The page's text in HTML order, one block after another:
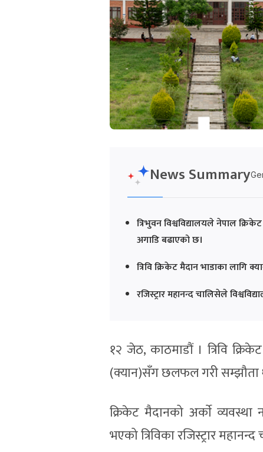
News Summary
त्रिभुवन विश्वविद्यालयले नेपाल
अगाडि बढाएको छ।
त्रिवि क्रिकेट मैदान भाडाका लागि
रजिस्ट्रार महानन्द चालिसेले
१२ जेठ, काठमाडौं । त्रिवि
(क्यान)सँग छलफल गरी सम्झौता
क्रिकेट मैदानको अर्काे व्यवस्था
भएको त्रिविका रजिस्ट्रार